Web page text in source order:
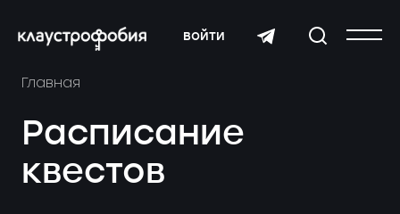
войти
Главная
Расписание
квестов